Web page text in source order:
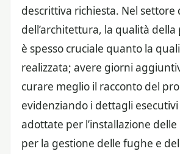
descrittiva richiesta. Nel settore
dell’architettura, la qualità
è spesso cruciale quanto la
realizzata; avere giorni
curare meglio il racconto del
evidenziando i dettagli esecutivi
adottate per l’installazione
per la gestione delle fughe e